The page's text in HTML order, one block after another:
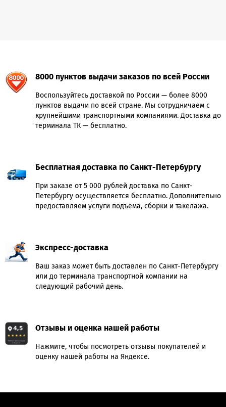
8000 пунктов выдачи заказов по всей России
Воспользуйтесь доставкой по России — более 8000
пунктов выдачи по всей стране. Мы сотрудничаем с
крупнейшими транспортными компаниями. Доставка до
терминала ТК — бесплатно.
Бесплатная доставка по Санкт-Петербургу
При заказе от 5 000 рублей доставка по Санкт-
Петербургу осуществляется бесплатно. Дополнительно
предоставляем услуги подъёма, сборки и такелажа.
Экспресс-доставка
Ваш заказ может быть доставлен по Санкт-Петербургу
или до терминала транспортной компании на
следующий рабочий день.
Отзывы и оценка нашей работы
Нажмите, чтобы посмотреть отзывы покупателей и
оценку нашей работы на Яндексе.